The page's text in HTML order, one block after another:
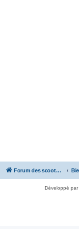
Forum des scooters SYM - GTS -MAXSYM - CRUISYM - JOYMAX - Maxsym TL
Développé par